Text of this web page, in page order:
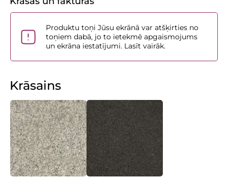
Produktu toņi Jūsu ekrānā var atšķirties no
toņiem dabā, jo to ietekmē apgaismojums
un ekrāna iestatījumi. Lasīt vairāk.
Krāsains